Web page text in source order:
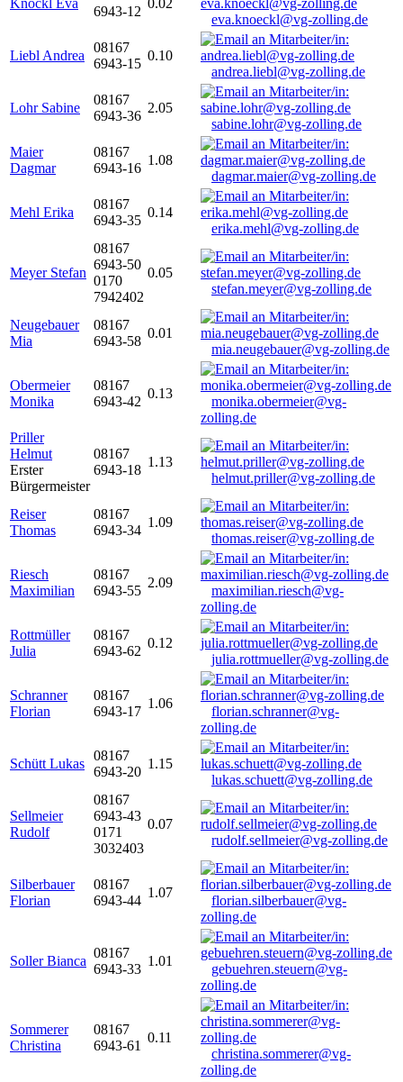
Knöckl Eva
6943-12
0.02
eva.knoeckl@vg-zolling.de
Liebl Andrea
08167
6943-15
0.10
andrea.liebl@vg-zolling.de
Lohr Sabine
08167
6943-36
2.05
sabine.lohr@vg-zolling.de
Maier
Dagmar
08167
6943-16
1.08
dagmar.maier@vg-zolling.de
Mehl Erika
08167
6943-35
0.14
erika.mehl@vg-zolling.de
Meyer Stefan
08167
6943-50
0170
7942402
0.05
stefan.meyer@vg-zolling.de
Neugebauer
Mia
08167
6943-58
0.01
mia.neugebauer@vg-zolling.de
Obermeier
Monika
08167
6943-42
0.13
monika.obermeier@vg-
zolling.de
Priller
Helmut
Erster
Bürgermeister
08167
6943-18
1.13
helmut.priller@vg-zolling.de
Reiser
Thomas
08167
6943-34
1.09
thomas.reiser@vg-zolling.de
Riesch
Maximilian
08167
6943-55
2.09
maximilian.riesch@vg-
zolling.de
Rottmüller
Julia
08167
6943-62
0.12
julia.rottmueller@vg-zolling.de
Schranner
Florian
08167
6943-17
1.06
florian.schranner@vg-
zolling.de
Schütt Lukas
08167
6943-20
1.15
lukas.schuett@vg-zolling.de
Sellmeier
Rudolf
08167
6943-43
0171
3032403
0.07
rudolf.sellmeier@vg-zolling.de
Silberbauer
Florian
08167
6943-44
1.07
florian.silberbauer@vg-
zolling.de
Soller Bianca
08167
6943-33
1.01
gebuehren.steuern@vg-
zolling.de
Sommerer
Christina
08167
6943-61
0.11
christina.sommerer@vg-
zolling.de